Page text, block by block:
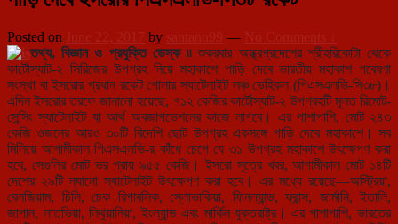
Posted on June 22, 2017 by santanu99 — No Comments ↓
তথ্য, বিজ্ঞান ও প্রযুক্তি ডেস্ক ৷৷শুক্রবার অন্ধ্রপ্রদেশের শ্রীহরিকোটা থেকে
কার্টোস্যাট-২ সিরিজের উপগ্রহ নিয়ে মহাকাশে পাড়ি দেবে ভারতীয় মহাকাশ গবেষণা
সংস্থা বা ইসরোর প্রধান রকেট পোলার স্যাটেলাইট লঞ্চ ভেহিকল (পিএসএলভি-সি৩৮)।
এদিন ইসরোর তরফে জানানো হয়েছে, ৭১২ কেজির কার্টোস্যাট-২ উপগ্রহটি মূলত রিমোট-
সেন্সিং স্যাটেলাইট যা আর্থ অবজাপভেশনের কাজে লাগবে। এর পাশাপাশি, মোট ২৪৩
কেজি ওজনের আরও ৩০টি বিদেশি ছোট উপগ্রহ একসঙ্গে পাড়ি দেবে মহাকাশে। সব
মিলিয়ে আগামীকাল পিএসএলভি-র কাঁধে চেপে যে ৩১ উপগ্রহ মহাকাশে উৎক্ষেপণ করা
হবে, সেগুলির মোট ভর প্রায় ৯৫৫ কেজি। ইসরো সূত্রে খবর, আগামীকাল মোট ১৪টি
দেশের ২৯টি ন্যানো স্যাটেলাইট উৎক্ষেপণ করা হবে। এর মধ্যে রয়েছে—অস্ট্রিয়া,
বেলজিয়াম, চিলি, চেক রিপাবলিক, স্লোভাকিয়া, ফিনল্যান্ড, ফ্রান্স, জার্মানি, ইতালি,
জাপান, লাতভিয়া, লিথুয়ানিয়া, ইংল্যান্ড এবং মার্কিন যুক্তরাষ্ট্র। এর পাশাপাশি, ভারতের